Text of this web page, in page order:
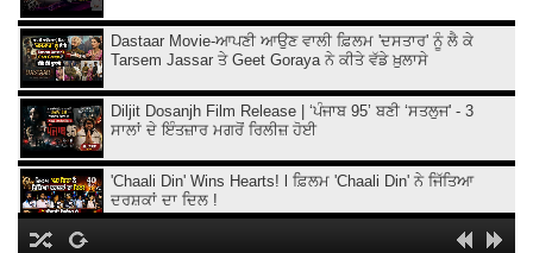
Dastaar Movie-ਆਪਣੀ ਆਉਣ ਵਾਲੀ ਫ਼ਿਲਮ 'ਦਸਤਾਰ' ਨੂੰ ਲੈ ਕੇ
Tarsem Jassar ਤੇ Geet Goraya ਨੇ ਕੀਤੇ ਵੱਡੇ ਖ਼ੁਲਾਸੇ
Diljit Dosanjh Film Release | ‘ਪੰਜਾਬ 95’ ਬਣੀ ‘ਸਤਲੁਜ' - 3
ਸਾਲਾਂ ਦੇ ਇੰਤਜ਼ਾਰ ਮਗਰੋਂ ਰਿਲੀਜ਼ ਹੋਈ
'Chaali Din' Wins Hearts! l ਫ਼ਿਲਮ 'Chaali Din' ਨੇ ਜਿੱਤਿਆ
ਦਰਸ਼ਕਾਂ ਦਾ ਦਿਲ !